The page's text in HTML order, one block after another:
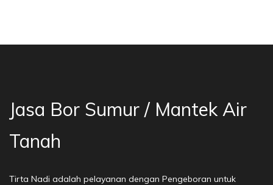
Jasa Bor Sumur / Mantek Air
Tanah
Tirta Nadi adalah pelayanan dengan Pengeboran untuk